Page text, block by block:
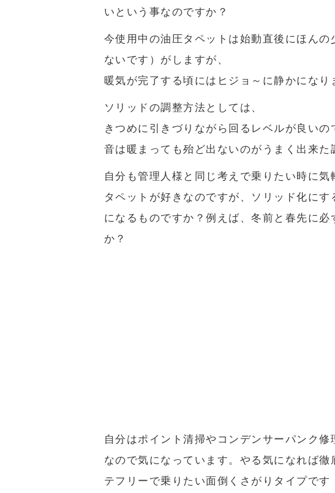
いという事なのですか？
今使用中の油圧タペットは始動直後にほん
ないです）がしますが、
暖気が完了する頃にはヒジョ～に静かになり
ソリッドの調整方法としては、
きつめに引きづりながら回るレベルが良いの
音は暖まっても殆ど出ないのがうまく出来た
自分も管理人様と同じ考えで乗りたい時に
タペットが好きなのですが、ソリッド化に
になるものですか？例えば、冬前と春先に
か？
自分はポイント清掃やコンデンサーパンク
なので気になっています。やる気になれば
テフリーで乗りたい面倒くさがりタイプです